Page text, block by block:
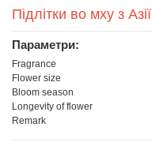
Підлітки во мху з Азії
Параметри:
Fragrance
Flower size
Bloom season
Longevity of flower
Remark